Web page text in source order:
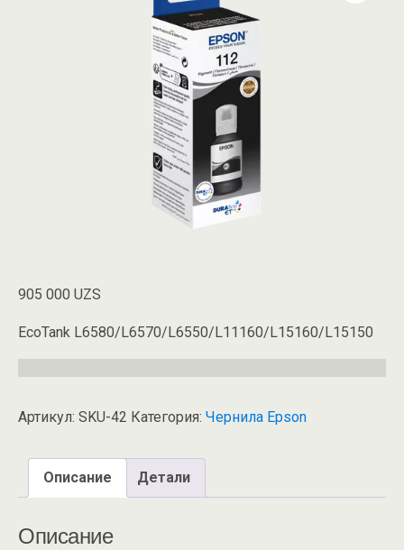
905 000 UZS
EcoTank L6580/L6570/L6550/L11160/L15160/L15150
Артикул: SKU-42 Категория: Чернила Epson
Описание Детали
Описание